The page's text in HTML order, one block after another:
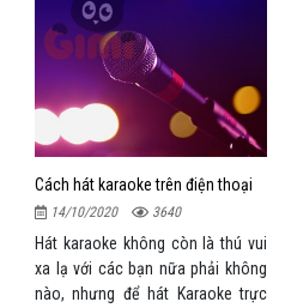
Cách hát karaoke trên điện thoại
14/10/2020 3640
Hát karaoke không còn là thú vui
xa lạ với các bạn nữa phải không
nào, nhưng để hát Karaoke trực